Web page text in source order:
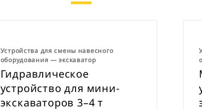
Устройства для смены навесного
оборудования ― экскаватор
Гидравлическое
устройство для мини-
экскаваторов 3–4 т